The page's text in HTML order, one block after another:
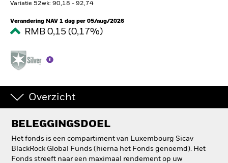
Variatie 52wk: 90,18 - 92,74
Verandering NAV 1 dag per 05/aug/2026
RMB 0,15 (0,17%)
Overzicht
BELEGGINGSDOEL
Het fonds is een compartiment van Luxembourg Sicav
BlackRock Global Funds (hierna het Fonds genoemd). Het
Fonds streeft naar een maximaal rendement op uw